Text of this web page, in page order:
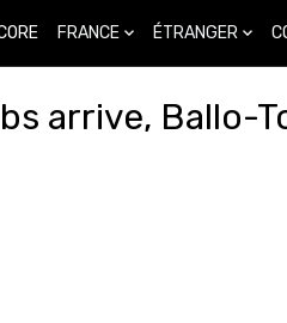
FRANCE ÉTRANGER
arrive, Ballo-